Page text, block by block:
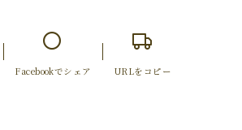
Facebookでシェア URLをコピー